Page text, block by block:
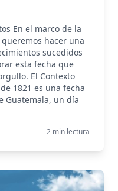
En el marco de la
hacer una
sucedidos
esta fecha que
El Contexto
1821 es una fecha
Guatemala, un día
2 min lectura